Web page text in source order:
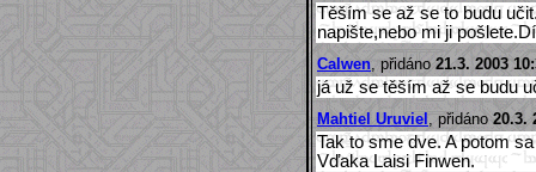
Těším se až se to budu
napište,nebo mi ji
Calwen , přidáno 21.3. 2003
já už se těším až se budu
Mahtiel Uruviel , přidáno 20.3.
Tak to sme dve. A potom
Vďaka Laisi Finwen.